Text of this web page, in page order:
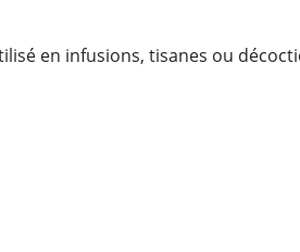
en infusions, tisanes ou